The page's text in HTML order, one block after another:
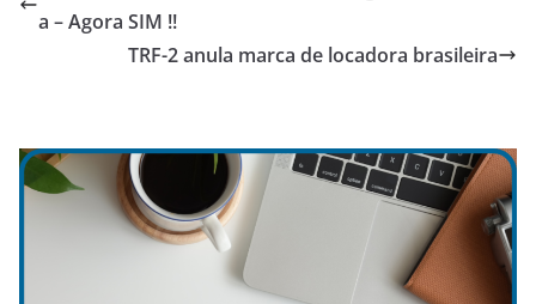
a – Agora SIM !!
TRF-2 anula marca de locadora brasileira